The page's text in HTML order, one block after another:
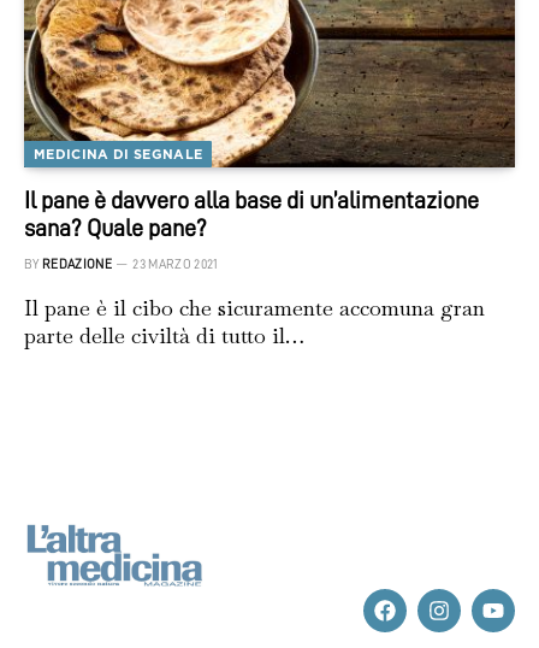
MEDICINA DI SEGNALE
Il pane è davvero alla base di un’alimentazione
sana? Quale pane?
BY REDAZIONE 23 MARZO 2021
Il pane è il cibo che sicuramente accomuna gran
parte delle civiltà di tutto il…